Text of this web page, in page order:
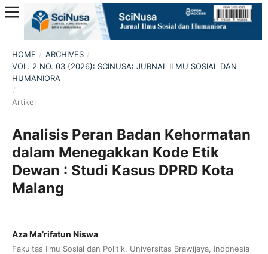
HOME / ARCHIVES /
VOL. 2 NO. 03 (2026): SCINUSA: JURNAL ILMU SOSIAL DAN
HUMANIORA
/
Artikel
Analisis Peran Badan Kehormatan
dalam Menegakkan Kode Etik
Dewan : Studi Kasus DPRD Kota
Malang
Aza Ma’rifatun Niswa
Fakultas Ilmu Sosial dan Politik, Universitas Brawijaya, Indonesia